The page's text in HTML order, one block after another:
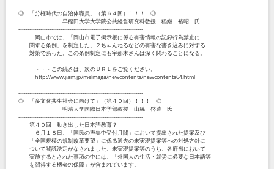
--------------------------------------------------------------------
◎ 「分権時代の自治体職員」（第６４回）！！！ ◎
早稲田大学大学院公共経営研究科教授 稲継 裕昭 氏
--------------------------------------------------------------------
岡山市では、「岡山市電子掲示板に係る有害情報の記録行為禁止に
関する条例」を制定した。２ちゃんねるなどの有害な書き込みに対する
対策であった。この条例制定にも宇那木さんは深く関わることになる。
・・・この続きは、次のＵＲＬをご覧ください。
http://www.jiam.jp/melmaga/newcontents/newcontents64.html
--------------------------------------------------------------------
◎ 「多文化共生社会に向けて」（第４０回）！！！ ◎
明治大学国際日本学部教授 山脇 啓造 氏
--------------------------------------------------------------------
第４０回 動き出した日本語教育？
６月１８日、「国民の声集中受付月間」において提出された提案及び
「全国規模の規制改革要望」に係る過去の未実現提案等への対処方針に
ついて閣議決定がなされました。未実現提案等のうち、各府省において
実施するとされた事項の中には、「外国人の生活・就労に必要な日本語等
を習得する機会の保障」が含まれています。